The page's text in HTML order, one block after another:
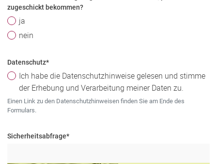
zugeschickt bekommen?
ja
nein
Datenschutz*
Ich habe die Datenschutzhinweise gelesen und stimme
der Erhebung und Verarbeitung meiner Daten zu.
Einen Link zu den Datenschutzhinweisen finden Sie am Ende des
Formulars.
Sicherheitsabfrage*